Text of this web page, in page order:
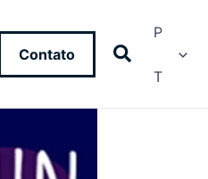
Contato
P
T